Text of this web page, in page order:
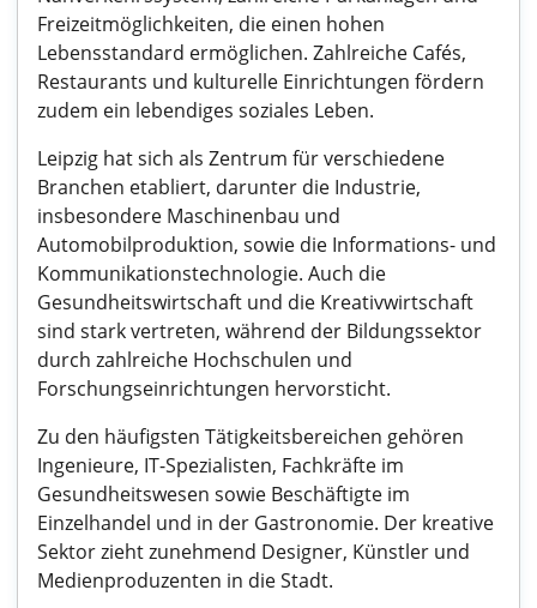
Freizeitmöglichkeiten, die einen hohen
Lebensstandard ermöglichen. Zahlreiche Cafés,
Restaurants und kulturelle Einrichtungen fördern
zudem ein lebendiges soziales Leben.
Leipzig hat sich als Zentrum für verschiedene
Branchen etabliert, darunter die Industrie,
insbesondere Maschinenbau und
Automobilproduktion, sowie die Informations- und
Kommunikationstechnologie. Auch die
Gesundheitswirtschaft und die Kreativwirtschaft
sind stark vertreten, während der Bildungssektor
durch zahlreiche Hochschulen und
Forschungseinrichtungen hervorsticht.
Zu den häufigsten Tätigkeitsbereichen gehören
Ingenieure, IT-Spezialisten, Fachkräfte im
Gesundheitswesen sowie Beschäftigte im
Einzelhandel und in der Gastronomie. Der kreative
Sektor zieht zunehmend Designer, Künstler und
Medienproduzenten in die Stadt.